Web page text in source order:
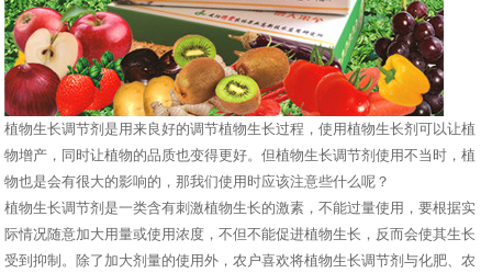
植物生长调节剂是用来良好的调节植物生长过程，使用植物生长剂可以让植
物增产，同时让植物的品质也变得更好。但植物生长调节剂使用不当时，植
物也是会有很大的影响的，那我们使用时应该注意些什么呢？
植物生长调节剂是一类含有刺激植物生长的激素，不能过量使用，要根据实
际情况随意加大用量或使用浓度，不但不能促进植物生长，反而会使其生长
受到抑制。除了加大剂量的使用外，农户喜欢将植物生长调节剂与化肥、农